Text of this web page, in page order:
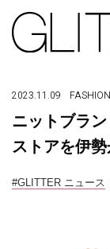
2023.11.09 FASHION
ニットブラ
ストアを伊
#GLITTER ニュース